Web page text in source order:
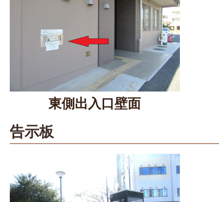
東側出入口壁面
告示板